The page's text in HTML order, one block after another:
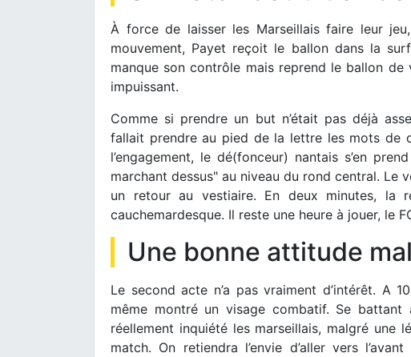
À force de laisser les Marseillais faire leur
mouvement, Payet reçoit le ballon dans la
manque son contrôle mais reprend le ballon
impuissant.
Comme si prendre un but n’était pas déjà
fallait prendre au pied de la lettre les mots de
l’engagement, le dé(fonceur) nantais s’en
marchant dessus" au niveau du rond central. Le
un retour au vestiaire. En deux minutes, la
cauchemardesque. Il reste une heure à jouer, le
Une bonne attitude
Le second acte n’a pas vraiment d’intérêt. A
même montré un visage combatif. Se battant
réellement inquiété les marseillais, malgré une
match. On retiendra l’envie d’aller vers